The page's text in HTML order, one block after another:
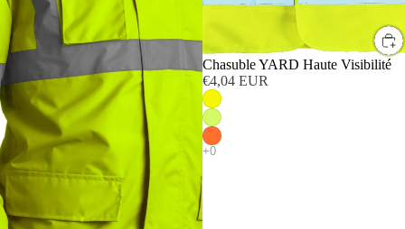
Chasuble YARD Haute Visibilité
€4,04 EUR